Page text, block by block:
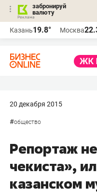
забронируй
валюту
Казань19.8° Москва
20 декабря 2015
#общество
Репортаж
чекиста»,
казанском